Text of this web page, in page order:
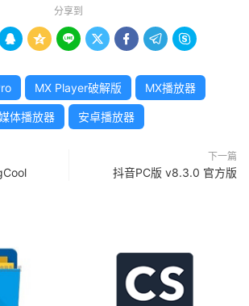
分享到
      
MX Player破解版 MX播放器
体播放器 安卓播放器
下一篇
抖音PC版 v8.3.0 官方版